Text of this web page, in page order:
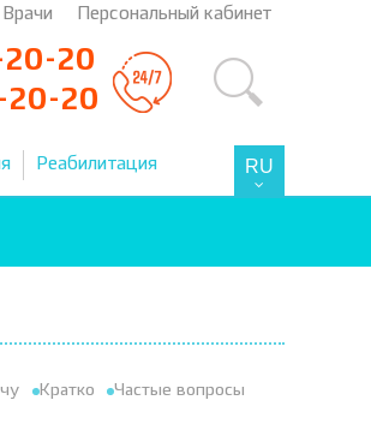
Врачи Персональный кабинет
20
20-20
Реабилитация RU
Кратко Частые вопросы